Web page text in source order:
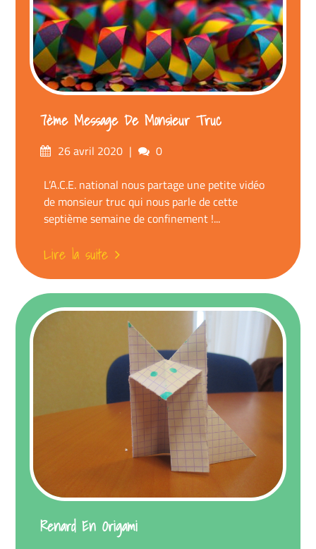
7ème Message De Monsieur Truc
Posté26 avril 2020 commentaires
0
L’A.C.E. national nous partage une petite vidéo
de monsieur truc qui nous parle de cette
septième semaine de confinement !...
Lire la suite
Renard En Origami